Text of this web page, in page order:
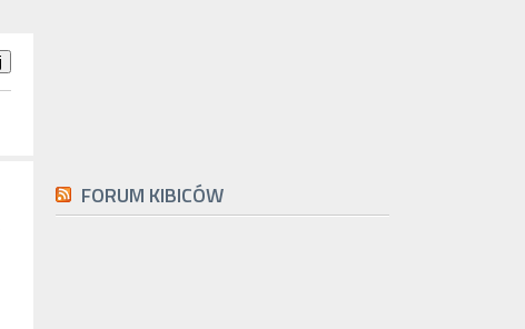
FORUM KIBICÓW